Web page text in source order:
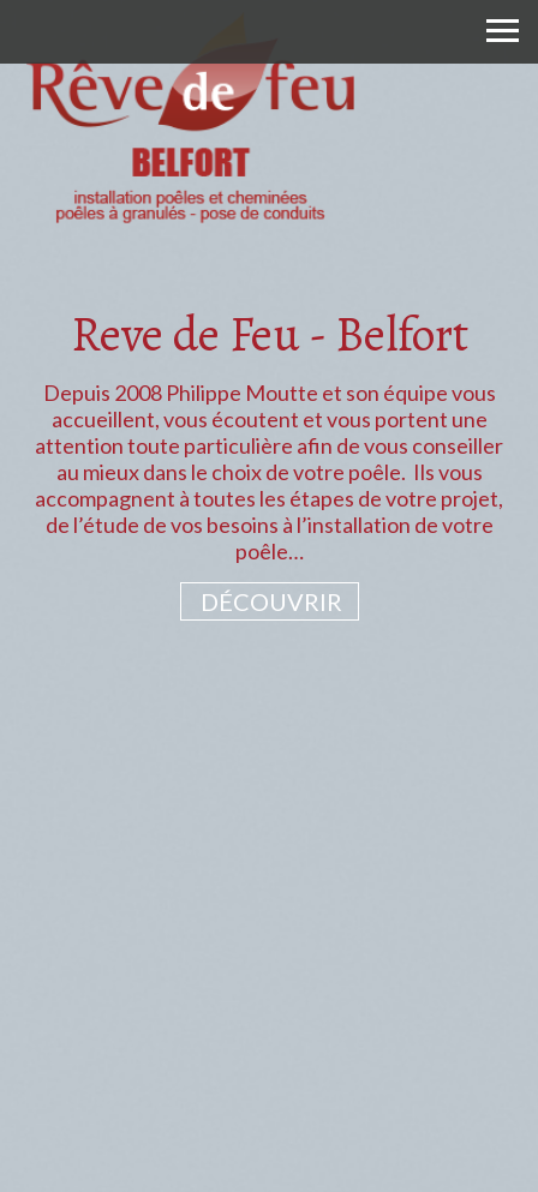
Reve de Feu - Belfort
Depuis 2008 Philippe Moutte et son équipe vous
accueillent, vous écoutent et vous portent une
attention toute particulière afin de vous conseiller
au mieux dans le choix de votre poêle. Ils vous
accompagnent à toutes les étapes de votre projet,
de l’étude de vos besoins à l’installation de votre
poêle…
DÉCOUVRIR